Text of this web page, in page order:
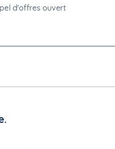
d'offres ouvert